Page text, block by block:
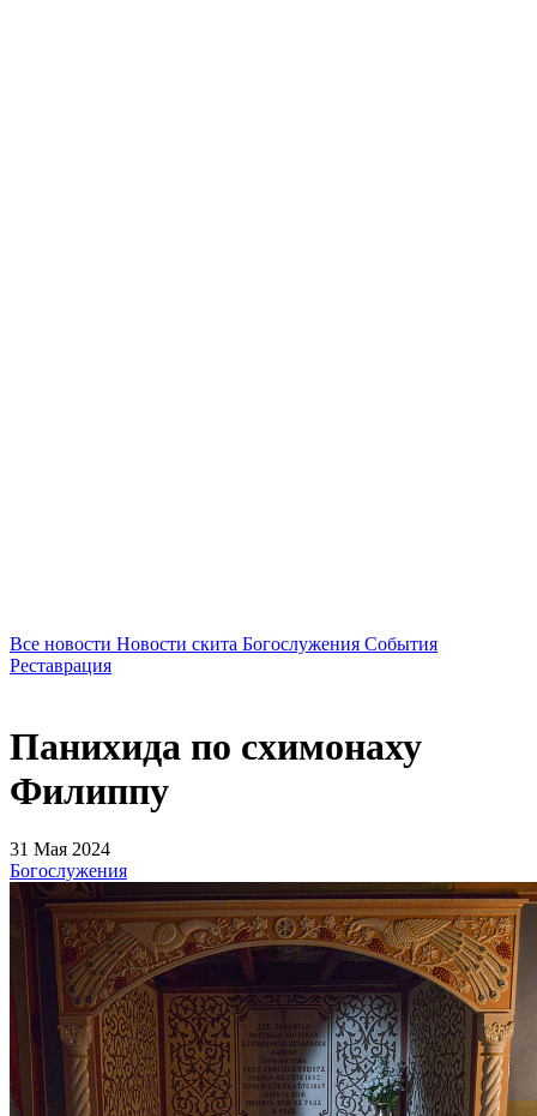
Все новости Новости скита Богослужения События
Реставрация
Панихида по схимонаху
Филиппу
31 Мая 2024
Богослужения